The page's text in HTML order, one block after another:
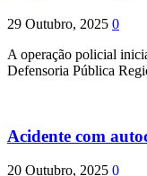
29 Outubro, 2025 0
A operação policial
Defensoria Pública
Acidente com
20 Outubro, 2025 0